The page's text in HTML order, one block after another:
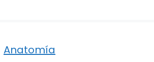
Anatomía